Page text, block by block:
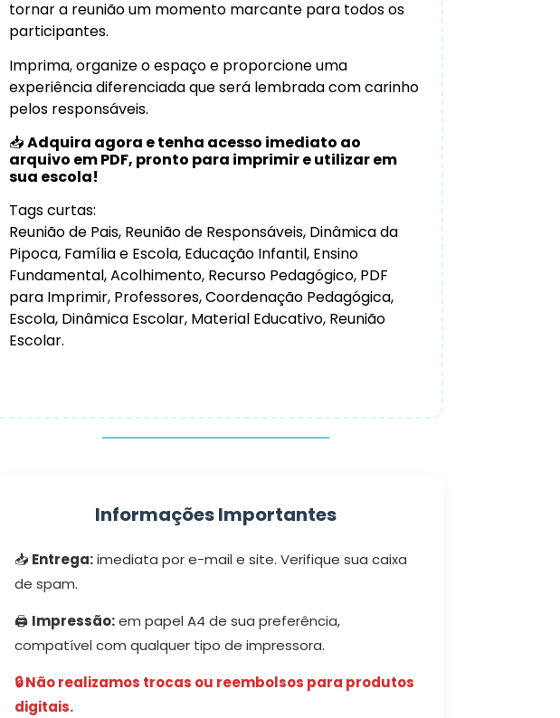
tornar a reunião um momento marcante para todos os
participantes.
Imprima, organize o espaço e proporcione uma
experiência diferenciada que será lembrada com carinho
pelos responsáveis.
📥Adquira agora e tenha acesso imediato ao
arquivo em PDF, pronto para imprimir e utilizar em
sua escola!
Tags curtas:
Reunião de Pais, Reunião de Responsáveis, Dinâmica da
Pipoca, Família e Escola, Educação Infantil, Ensino
Fundamental, Acolhimento, Recurso Pedagógico, PDF
para Imprimir, Professores, Coordenação Pedagógica,
Escola, Dinâmica Escolar, Material Educativo, Reunião
Escolar.
Informações Importantes
📥 Entrega:imediata por e-mail e site. Verifique sua caixa
de spam.
🖨️ Impressão:em papel A4 de sua preferência,
compatível com qualquer tipo de impressora.
🔒 Não realizamos trocas ou reembolsos para produtos
digitais.